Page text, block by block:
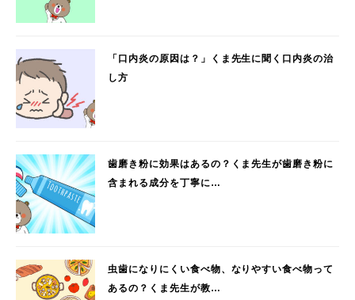
「口内炎の原因は？」くま先生に聞く口内炎の治
し方
歯磨き粉に効果はあるの？くま先生が歯磨き粉に
含まれる成分を丁寧に…
虫歯になりにくい食べ物、なりやすい食べ物って
あるの？くま先生が教…